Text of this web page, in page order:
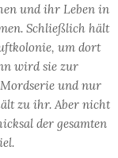
und ihr Leben in
Schließlich hält
um dort
wird sie zur
und nur
zu ihr. Aber nicht
der gesamten